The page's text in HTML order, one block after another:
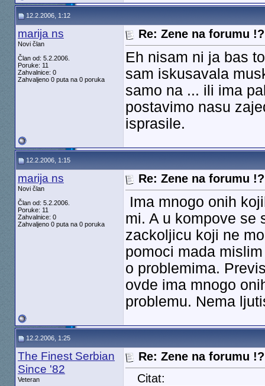
12.2.2006, 1:12
marija ns
Novi član
Član od: 5.2.2006.
Poruke: 11
Zahvalnice: 0
Zahvaljeno 0 puta na 0 poruka
Re: Zene na forumu
Eh nisam ni ja bas
sam iskusavala
samo na ... ili ima
postavimo nasu
isprasile.
12.2.2006, 1:15
marija ns
Novi član
Član od: 5.2.2006.
Poruke: 11
Zahvalnice: 0
Zahvaljeno 0 puta na 0 poruka
Re: Zene na forumu
Ima mnogo onih
mi. A u kompove se
zackoljicu koji ne
pomoci mada
o problemima.
ovde ima mnogo
problemu. Nema
12.2.2006, 1:25
The Finest Serbian
Since '82
Veteran
Re: Zene na forumu
Citat: